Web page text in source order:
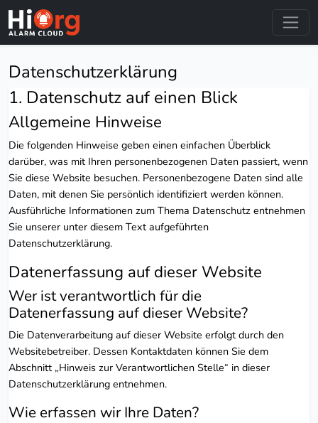
Datenschutzerklärung
1. Datenschutz auf einen Blick
Allgemeine Hinweise
Die folgenden Hinweise geben einen einfachen Überblick
darüber, was mit Ihren personenbezogenen Daten passiert, wenn
Sie diese Website besuchen. Personenbezogene Daten sind alle
Daten, mit denen Sie persönlich identifiziert werden können.
Ausführliche Informationen zum Thema Datenschutz entnehmen
Sie unserer unter diesem Text aufgeführten
Datenschutzerklärung.
Datenerfassung auf dieser Website
Wer ist verantwortlich für die
Datenerfassung auf dieser Website?
Die Datenverarbeitung auf dieser Website erfolgt durch den
Websitebetreiber. Dessen Kontaktdaten können Sie dem
Abschnitt „Hinweis zur Verantwortlichen Stelle“ in dieser
Datenschutzerklärung entnehmen.
Wie erfassen wir Ihre Daten?